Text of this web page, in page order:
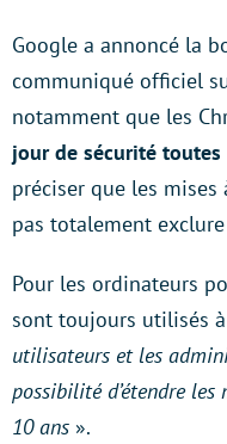
Google a annoncé la
communiqué officiel
notamment que les
jour de sécurité toutes
préciser que les
pas totalement
Pour les ordinateurs
sont toujours utilisés à
utilisateurs et les
possibilité d’étendre les
10 ans ».